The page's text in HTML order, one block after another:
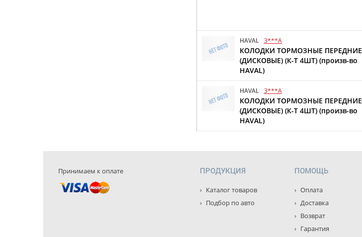
HAVAL 3***A
КОЛОДКИ ТОРМОЗНЫЕ ПЕРЕДНИЕ
(ДИСКОВЫЕ) (К-Т 4ШТ) (произв-во
HAVAL)
HAVAL 3***A
КОЛОДКИ ТОРМОЗНЫЕ ПЕРЕДНИЕ
(ДИСКОВЫЕ) (К-Т 4ШТ) (произв-во
HAVAL)
Принимаем к оплате ПРОДУКЦИЯ
Каталог товаров
Подбор по авто
ПОМОЩЬ
Оплата
Доставка
Возврат
Гарантия